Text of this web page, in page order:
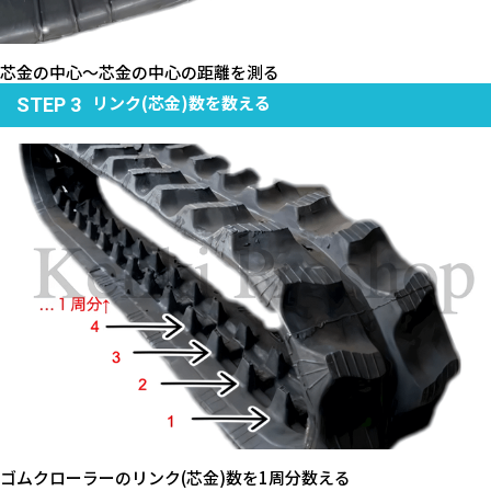
芯金の中心～芯金の中心の距離を測る
STEP 3
リンク(芯金)数を数える
ゴムクローラーのリンク(芯金)数を1周分数える